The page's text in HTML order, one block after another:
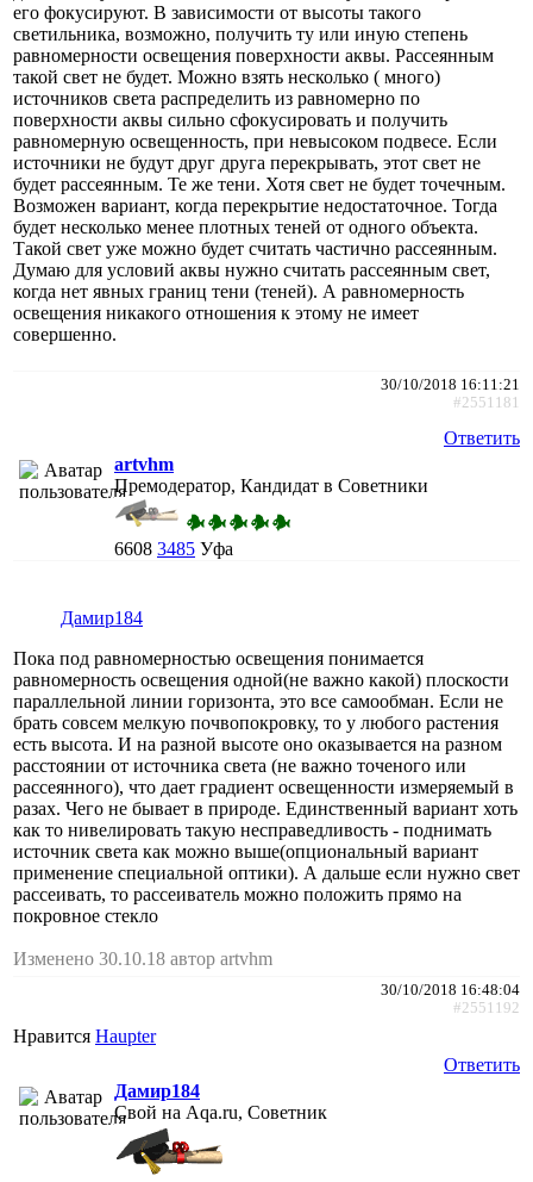
его фокусируют. В зависимости от высоты такого
светильника, возможно, получить ту или иную степень
равномерности освещения поверхности аквы. Рассеянным
такой свет не будет. Можно взять несколько ( много)
источников света распределить из равномерно по
поверхности аквы сильно сфокусировать и получить
равномерную освещенность, при невысоком подвесе. Если
источники не будут друг друга перекрывать, этот свет не
будет рассеянным. Те же тени. Хотя свет не будет точечным.
Возможен вариант, когда перекрытие недостаточное. Тогда
будет несколько менее плотных теней от одного объекта.
Такой свет уже можно будет считать частично рассеянным.
Думаю для условий аквы нужно считать рассеянным свет,
когда нет явных границ тени (теней). А равномерность
освещения никакого отношения к этому не имеет
совершенно.
30/10/2018 16:11:21
#2551181
Ответить
artvhm
Премодератор, Кандидат в Советники
6608 3485 Уфа
Дамир184
Пока под равномерностью освещения понимается
равномерность освещения одной(не важно какой) плоскости
параллельной линии горизонта, это все самообман. Если не
брать совсем мелкую почвопокровку, то у любого растения
есть высота. И на разной высоте оно оказывается на разном
расстоянии от источника света (не важно точеного или
рассеянного), что дает градиент освещенности измеряемый в
разах. Чего не бывает в природе. Единственный вариант хоть
как то нивелировать такую несправедливость - поднимать
источник света как можно выше(опциональный вариант
применение специальной оптики). А дальше если нужно свет
рассеивать, то рассеиватель можно положить прямо на
покровное стекло
Изменено 30.10.18 автор artvhm
30/10/2018 16:48:04
#2551192
Нравится Haupter
Ответить
Дамир184
Свой на Aqa.ru, Советник